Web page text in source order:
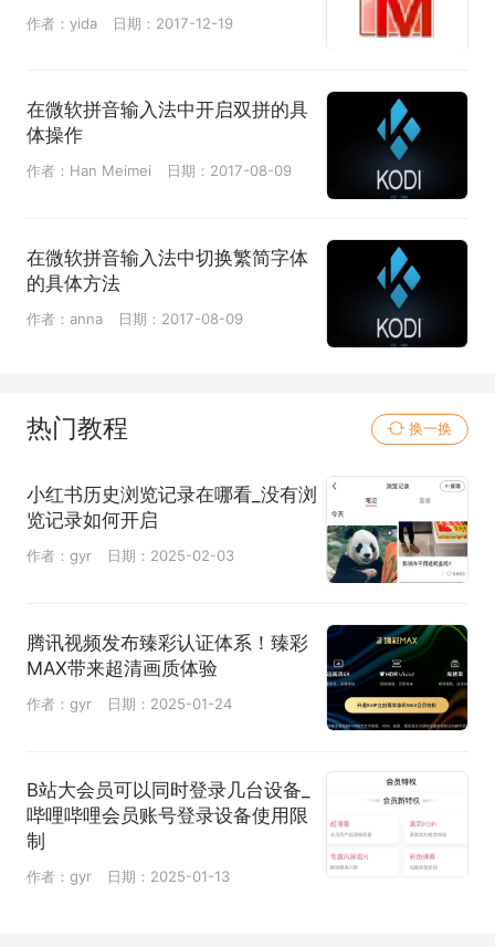
作者：yida 日期：2017-12-19
在微软拼音输入法中开启双拼的具
体操作
作者：Han Meimei 日期：2017-08-09
在微软拼音输入法中切换繁简字体
的具体方法
作者：anna 日期：2017-08-09
热门教程 换一换
小红书历史浏览记录在哪看_没有浏
览记录如何开启
作者：gyr 日期：2025-02-03
腾讯视频发布臻彩认证体系！臻彩
MAX带来超清画质体验
作者：gyr 日期：2025-01-24
B站大会员可以同时登录几台设备_
哔哩哔哩会员账号登录设备使用限
制
作者：gyr 日期：2025-01-13